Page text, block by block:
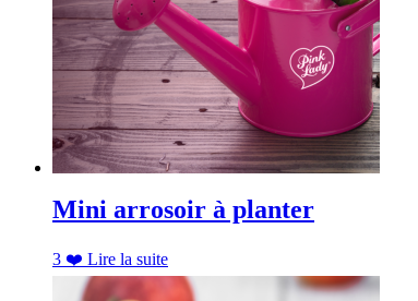
Mini arrosoir à planter
3 ❤️ Lire la suite